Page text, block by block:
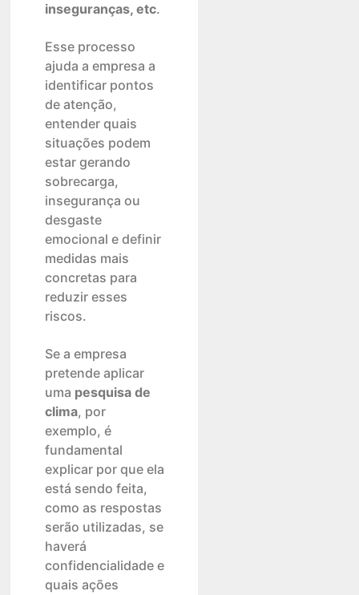
inseguranças, etc.
Esse processo
ajuda a empresa a
identificar pontos
de atenção,
entender quais
situações podem
estar gerando
sobrecarga,
insegurança ou
desgaste
emocional e definir
medidas mais
concretas para
reduzir esses
riscos.
Se a empresa
pretende aplicar
uma pesquisa de
clima, por
exemplo, é
fundamental
explicar por que ela
está sendo feita,
como as respostas
serão utilizadas, se
haverá
confidencialidade e
quais ações